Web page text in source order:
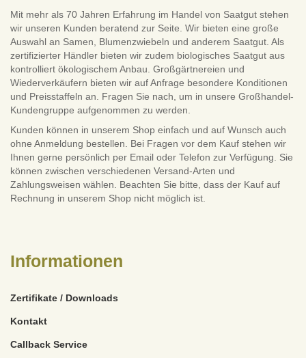
Mit mehr als 70 Jahren Erfahrung im Handel von Saatgut stehen
wir unseren Kunden beratend zur Seite. Wir bieten eine große
Auswahl an Samen, Blumenzwiebeln und anderem Saatgut. Als
zertifizierter Händler bieten wir zudem biologisches Saatgut aus
kontrolliert ökologischem Anbau. Großgärtnereien und
Wiederverkäufern bieten wir auf Anfrage besondere Konditionen
und Preisstaffeln an. Fragen Sie nach, um in unsere Großhandel-
Kundengruppe aufgenommen zu werden.
Kunden können in unserem Shop einfach und auf Wunsch auch
ohne Anmeldung bestellen. Bei Fragen vor dem Kauf stehen wir
Ihnen gerne persönlich per Email oder Telefon zur Verfügung. Sie
können zwischen verschiedenen Versand-Arten und
Zahlungsweisen wählen. Beachten Sie bitte, dass der Kauf auf
Rechnung in unserem Shop nicht möglich ist.
Informationen
Zertifikate / Downloads
Kontakt
Callback Service